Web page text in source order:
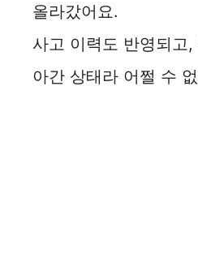
올라갔어요.
사고 이력도 반영되고
아간 상태라 어쩔 수